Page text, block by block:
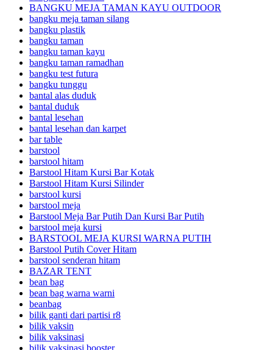
BANGKU MEJA TAMAN KAYU OUTDOOR
bangku meja taman silang
bangku plastik
bangku taman
bangku taman kayu
bangku taman ramadhan
bangku test futura
bangku tunggu
bantal alas duduk
bantal duduk
bantal lesehan
bantal lesehan dan karpet
bar table
barstool
barstool hitam
Barstool Hitam Kursi Bar Kotak
Barstool Hitam Kursi Silinder
barstool kursi
barstool meja
Barstool Meja Bar Putih Dan Kursi Bar Putih
barstool meja kursi
BARSTOOL MEJA KURSI WARNA PUTIH
Barstool Putih Cover Hitam
barstool senderan hitam
BAZAR TENT
bean bag
bean bag warna warni
beanbag
bilik ganti dari partisi r8
bilik vaksin
bilik vaksinasi
bilik vaksinasi booster